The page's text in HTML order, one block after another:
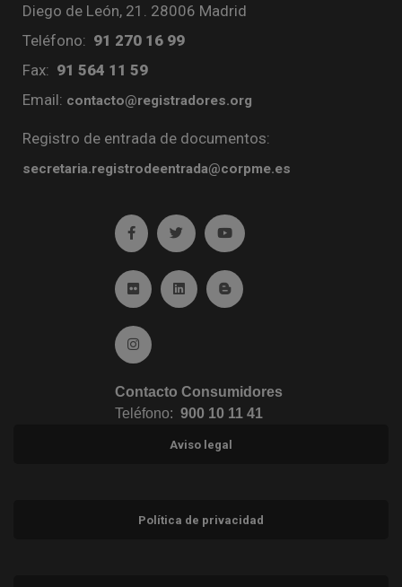
Diego de León, 21. 28006 Madrid
Teléfono: 91 270 16 99
Fax: 91 564 11 59
Email: contacto@registradores.org
Registro de entrada de documentos:
secretaria.registrodeentrada@corpme.es
Ir a facebook (abre en ventana nueva)
Ir a twitter (abre en ventana nueva)
Ir a YouTube (abre en
Ir a Flickr (abre en ventana nueva)
Ir a Linkedin (abre en ventana nueva)
Ir al Blog (abre en ventana
Ir a Instagram (abre en ventana nueva)
Contacto Consumidores
Teléfono: 900 10 11 41
Aviso legal
Política de privacidad